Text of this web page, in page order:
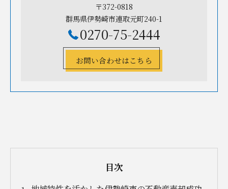
〒372-0818
群馬県伊勢崎市連取元町240-1
0270-75-2444
お問い合わせはこちら
目次